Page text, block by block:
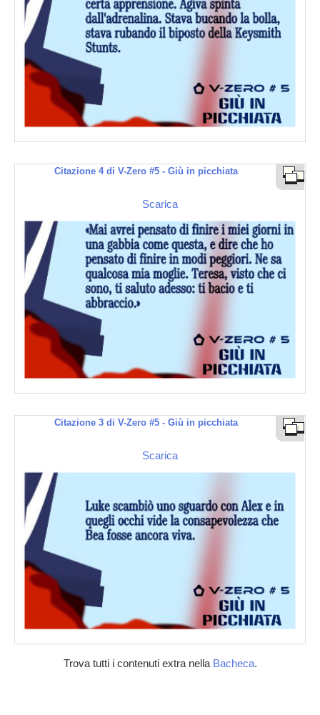
Citazione 4 di V-Zero #5 - Giù in picchiata
Scarica
Citazione 3 di V-Zero #5 - Giù in picchiata
Scarica
Trova tutti i contenuti extra nella Bacheca.